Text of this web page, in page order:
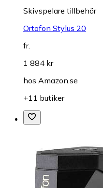
Skivspelare tillbehör
Ortofon Stylus 20
fr.
1 884 kr
hos Amazon.se
+11 butiker